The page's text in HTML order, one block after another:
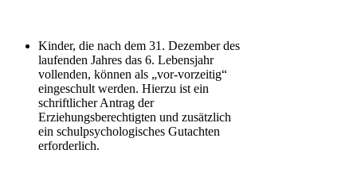
Kinder, die nach dem 31. Dezember des
laufenden Jahres das 6. Lebensjahr
vollenden, können als „vor-vorzeitig“
eingeschult werden. Hierzu ist ein
schriftlicher Antrag der
Erziehungsberechtigten und zusätzlich
ein schulpsychologisches Gutachten
erforderlich.